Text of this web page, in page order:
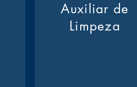
Auxiliar de
Limpeza